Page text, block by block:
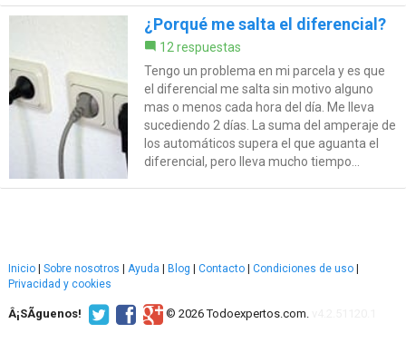
¿Porqué me salta el diferencial?
12 respuestas
Tengo un problema en mi parcela y es que
el diferencial me salta sin motivo alguno
mas o menos cada hora del día. Me lleva
sucediendo 2 días. La suma del amperaje de
los automáticos supera el que aguanta el
diferencial, pero lleva mucho tiempo...
Inicio Sobre nosotros Ayuda Blog Contacto Condiciones de uso
Privacidad y cookies
Â¡SÃ­guenos! © 2026 Todoexpertos.com.